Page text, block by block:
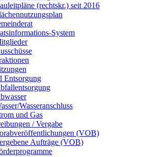
(rechtskr.) seit 2016
System
Entsorgung
Wasseranschluss
und Gas
/ Vergabe
(VOB)
Aufträge (VOB)